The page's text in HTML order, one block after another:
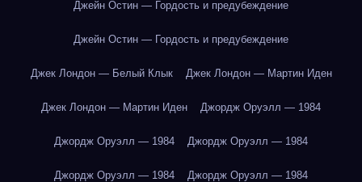
Джейн Остин — Гордость и предубеждение
Джейн Остин — Гордость и предубеждение
Джек Лондон — Белый Клык Джек Лондон — Мартин Иден
Джек Лондон — Мартин Иден Джордж Оруэлл — 1984
Джордж Оруэлл — 1984 Джордж Оруэлл — 1984
Джордж Оруэлл — 1984 Джордж Оруэлл — 1984